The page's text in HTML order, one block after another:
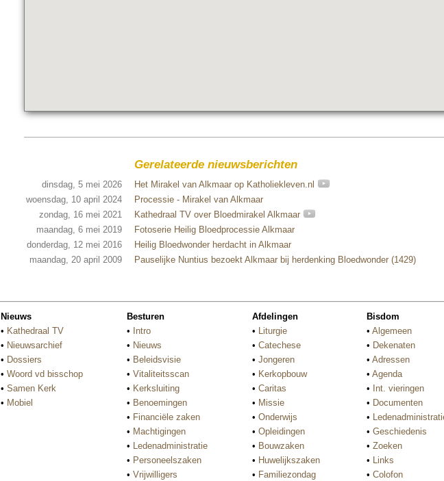
Gerelateerde nieuwsberichten
dinsdag, 5 mei 2026
Het Mirakel van Alkmaar op Katholiekleven.nl
woensdag, 10 april 2024
Processie - Mirakel van Alkmaar
zondag, 16 mei 2021
Kathedraal TV over Bloedmirakel Alkmaar
maandag, 6 mei 2019
Fotoserie Heilig Bloedprocessie Alkmaar
donderdag, 12 mei 2016
Heilig Bloedwonder herdacht in Alkmaar
maandag, 20 april 2009
Pauselijke Nuntius bezoekt Alkmaar bij herdenking Bloedwonder (1429)
Nieuws
• Kathedraal TV
• Nieuwsarchief
• Dossiers
• Woord vd bisschop
• Samen Kerk
• Mobiel
Besturen
• Intro
• Nieuws
• Beleidsvisie
• Vitaliteitsscan
• Kerksluiting
• Benoemingen
• Financiële zaken
• Machtigingen
• Ledenadministratie
• Personeelszaken
• Vrijwilligers
Afdelingen
• Liturgie
• Catechese
• Jongeren
• Kerkopbouw
• Caritas
• Missie
• Onderwijs
• Opleidingen
• Bouwzaken
• Huwelijkszaken
• Familiezondag
Bisdom
• Algemeen
• Dekenaten
• Adressen
• Agenda
• Int. vieringen
• Documenten
•
• Geschiedenis
• Zoeken
• Links
• Colofon